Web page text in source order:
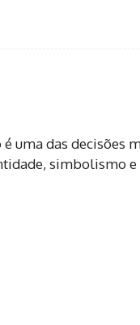
uma das decisões
simbolismo e